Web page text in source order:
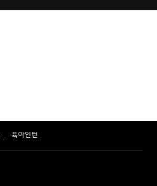
육아인턴